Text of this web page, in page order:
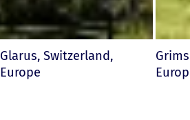
Glarus, Switzerland,
Europe